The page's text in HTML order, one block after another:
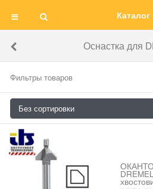
Каталог
Оснастка для
Фильтры товаров